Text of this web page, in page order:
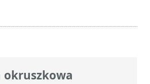
okruszkowa